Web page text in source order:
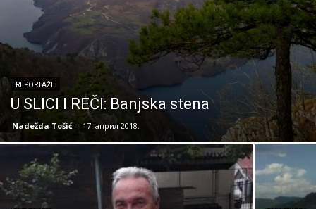
REPORTAŽE
U SLICI I REČI: Banjska stena
Nadežda Tošić - 17. април 2018.